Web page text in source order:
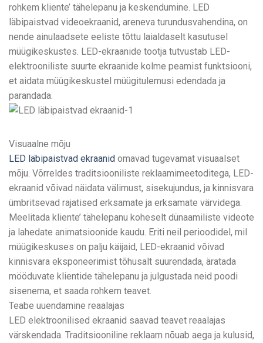
rohkem kliente’ tähelepanu ja keskendumine. LED
läbipaistvad videoekraanid, areneva turundusvahendina, on
nende ainulaadsete eeliste tõttu laialdaselt kasutusel
müügikeskustes. LED-ekraanide tootja tutvustab LED-
elektrooniliste suurte ekraanide kolme peamist funktsiooni,
et aidata müügikeskustel müügitulemusi edendada ja
parandada.
Visuaalne mõju
LED läbipaistvad ekraanid omavad tugevamat visuaalset
mõju. Võrreldes traditsiooniliste reklaamimeetoditega, LED-
ekraanid võivad näidata välimust, sisekujundus, ja kinnisvara
ümbritsevad rajatised erksamate ja erksamate värvidega.
Meelitada kliente’ tähelepanu koheselt dünaamiliste videote
ja lahedate animatsioonide kaudu. Eriti neil perioodidel, mil
müügikeskuses on palju käijaid, LED-ekraanid võivad
kinnisvara eksponeerimist tõhusalt suurendada, äratada
mööduvate klientide tähelepanu ja julgustada neid poodi
sisenema, et saada rohkem teavet.
Teabe uuendamine reaalajas
LED elektroonilised ekraanid saavad teavet reaalajas
värskendada. Traditsiooniline reklaam nõuab aega ja kulusid,